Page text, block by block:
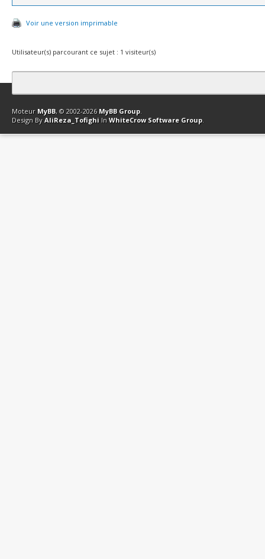
Voir une version imprimable
Utilisateur(s) parcourant ce sujet : 1 visiteur(s)
Contact Club Affiliation Retourner en haut Version bas-débit
Moteur MyBB, © 2002-2026 MyBB Group.
Design By AliReza_Tofighi In WhiteCrow Software Group.